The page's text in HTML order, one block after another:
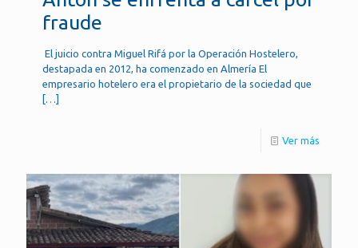
fraude
El juicio contra Miguel Rifá por la Operación Hostelero,
destapada en 2012, ha comenzado en Almería El
empresario hotelero era el propietario de la sociedad que
[…]
Ver más